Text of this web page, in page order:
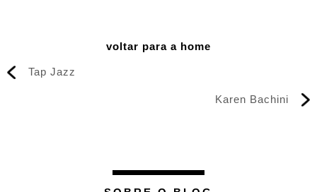
voltar para a home
Tap Jazz
Karen Bachini